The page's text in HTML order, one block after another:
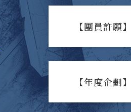
【團員許願
【年度企劃